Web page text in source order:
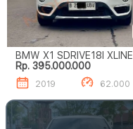
BMW X1 SDRIVE18I XLINE
Rp. 395.000.000
2019 62.000